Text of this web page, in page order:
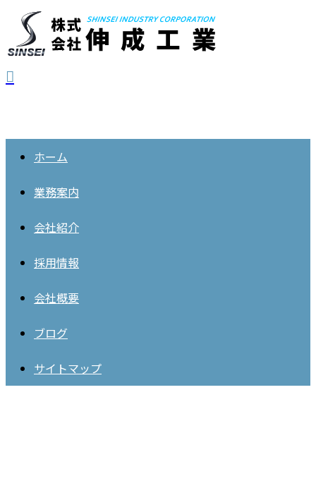
ホーム
業務案内
会社紹介
採用情報
会社概要
ブログ
サイトマップ